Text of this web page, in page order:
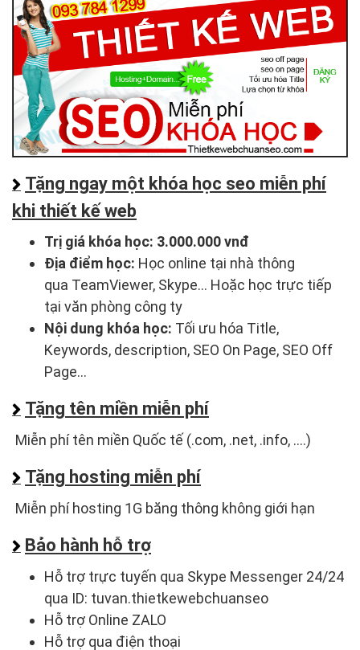
Tặng ngay một khóa học seo miễn phí
khi thiết kế web
Trị giá khóa học: 3.000.000 vnđ
Địa điểm học: Học online tại nhà thông
qua TeamViewer, Skype... Hoặc học trực tiếp
tại văn phòng công ty
Nội dung khóa học: Tối ưu hóa Title,
Keywords, description, SEO On Page, SEO Off
Page...
Tặng tên miền miễn phí
Miễn phí tên miền Quốc tế (.com, .net, .info, ....)
Tặng hosting miễn phí
Miễn phí hosting 1G băng thông không giới hạn
Bảo hành hỗ trợ
Hỗ trợ trực tuyến qua Skype Messenger 24/24
qua ID: tuvan.thietkewebchuanseo
Hỗ trợ Online ZALO
Hỗ trợ qua điện thoại